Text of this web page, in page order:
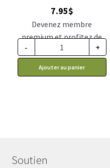
7.95$
Devenez membre
premium et profitez de
ce prix rabais : 6.56$ CA
- +
Ajouter au panier
Soutien